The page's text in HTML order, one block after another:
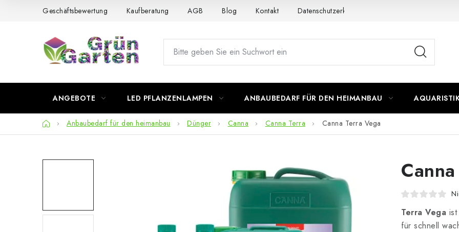
Geschäftsbewertung Kaufberatung AGB Blog Kontakt Datenschutzerklärung
ANGEBOTE LED PFLANZENLAMPEN ANBAUBEDARF FÜR DEN HEIMANBAU
StartseiteAnbaubedarf für den heimanbau Dünger Canna Canna Terra Canna Terra Vega
Terra Vega
für schnell